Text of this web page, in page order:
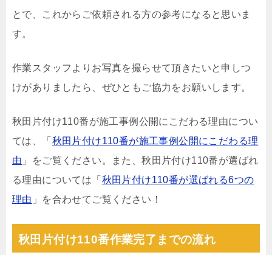
とで、これからご依頼される方の参考になると思いま
す。
作業スタッフよりお写真を撮らせて頂きたいと申しつ
けがありましたら、ぜひともご協力をお願いします。
秋田片付け110番が施工事例公開にこだわる理由につい
ては、「 秋田片付け110番が施工事例公開にこだわる理
由 」をご覧ください。また、秋田片付け110番が選ばれ
る理由については「 秋田片付け110番が選ばれる6つの
理由 」を合わせてご覧ください！
秋田片付け110番作業完了までの流れ